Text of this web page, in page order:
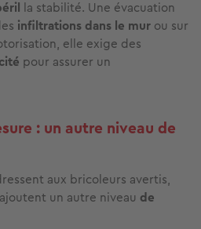
la stabilité. Une évacuation
infiltrations dans le mur ou sur
elle exige des
pour assurer un
: un autre niveau de
aux bricoleurs avertis,
ajoutent un autre niveau de